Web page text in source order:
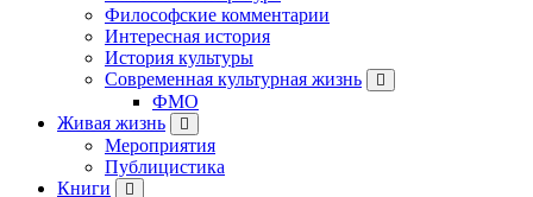
Философские комментарии
Интересная история
История культуры
Современная культурная жизнь
ФМО
Живая жизнь
Мероприятия
Публицистика
Книги